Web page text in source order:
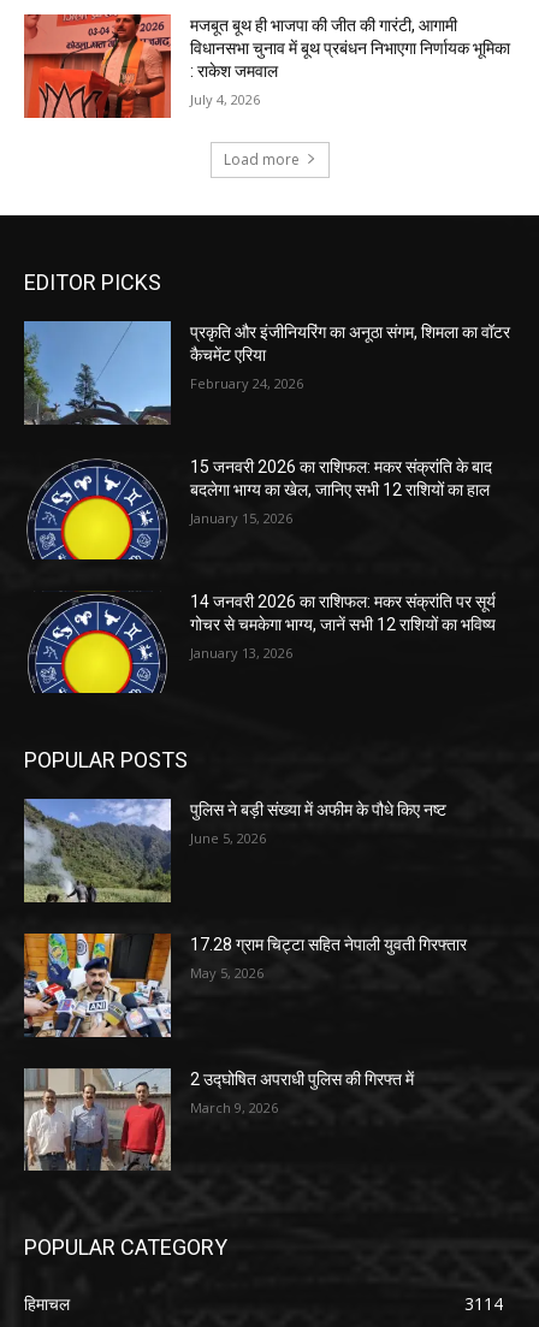
EDITOR PICKS
प्रकृति और इंजीनियरिंग का अनूठा संगम, शिमला का वॉटर
कैचमेंट एरिया
February 24, 2026
15 जनवरी 2026 का राशिफल: मकर संक्रांति के बाद
बदलेगा भाग्य का खेल, जानिए सभी 12 राशियों का हाल
January 15, 2026
14 जनवरी 2026 का राशिफल: मकर संक्रांति पर सूर्य
गोचर से चमकेगा भाग्य, जानें सभी 12 राशियों का भविष्य
January 13, 2026
POPULAR POSTS
पुलिस ने बड़ी संख्या में अफीम के पौधे किए नष्ट
June 5, 2026
17.28 ग्राम चिट्टा सहित नेपाली युवती गिरफ्तार
May 5, 2026
2 उद्घोषित अपराधी पुलिस की गिरफ्त में
March 9, 2026
POPULAR CATEGORY
हिमाचल
3114